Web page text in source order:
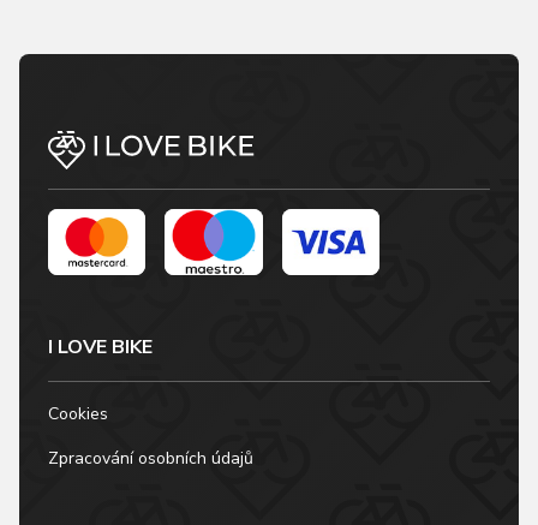
I LOVE BIKE
Cookies
Zpracování osobních údajů